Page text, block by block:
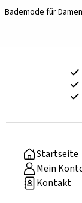
Bademode für Damen
Startseite
Mein
Kontakt